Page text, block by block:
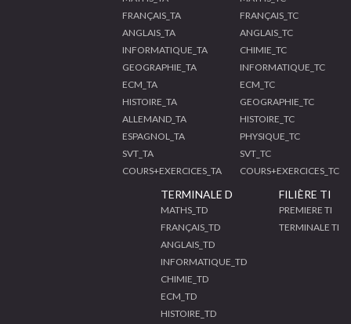
FRANÇAIS_TA
ANGLAIS_TA
INFORMATIQUE_TA
GEOGRAPHIE_TA
ECM_TA
HISTOIRE_TA
ALLEMAND_TA
ESPAGNOL_TA
SVT_TA
COURS+EXERCICES_TA
FRANÇAIS_TC
ANGLAIS_TC
CHIMIE_TC
INFORMATIQUE_TC
ECM_TC
GEOGRAPHIE_TC
HISTOIRE_TC
PHYSIQUE_TC
SVT_TC
COURS+EXERCICES_TC
TERMINALE D
MATHS_TD
FRANÇAIS_TD
ANGLAIS_TD
INFORMATIQUE_TD
CHIMIE_TD
ECM_TD
HISTOIRE_TD
FILIÈRE TI
PREMIERE TI
TERMINALE TI